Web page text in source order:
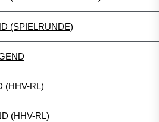
(SPIELRUNDE)
(HHV-RL)
(HHV-RL)